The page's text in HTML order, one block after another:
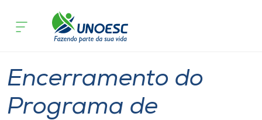
Cursos
Pesquisa
Extensão
Encerramento do
Programa de